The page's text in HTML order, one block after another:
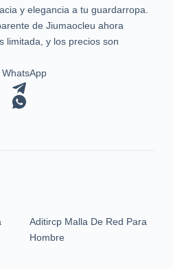
y elegancia a tu guardarropa.
de Jiumaocleu ahora
limitada, y los precios son
Aditircp Malla De Red Para
Hombre